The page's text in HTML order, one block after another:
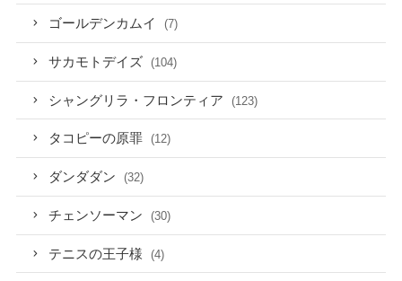
ゴールデンカムイ (7)
サカモトデイズ (104)
シャングリラ・フロンティア (123)
タコピーの原罪 (12)
ダンダダン (32)
チェンソーマン (30)
テニスの王子様 (4)